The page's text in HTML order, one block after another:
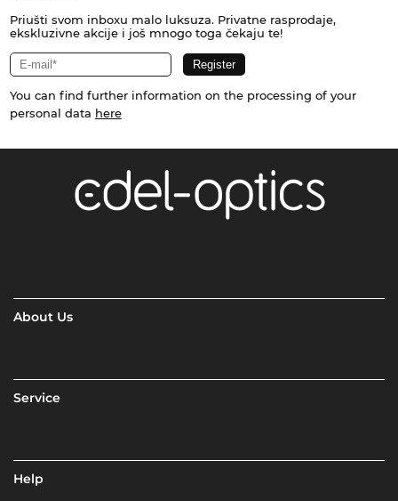
Priušti svom inboxu malo luksuza. Privatne rasprodaje,
ekskluzivne akcije i još mnogo toga čekaju te!
You can find further information on the processing of your
personal data here
About Us
Service
Help